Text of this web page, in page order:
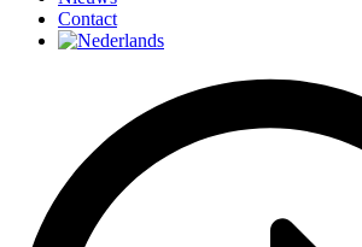
Contact